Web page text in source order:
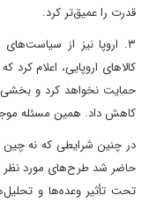
قدرت را عمیق‌تر کرد.
۳. اروپا نیز از سیاست‌های
کالاهای اروپایی، اعلام کرد
حمایت نخواهد کرد و بخشی
کاهش داد. همین مسئله موجب
در چنین شرایطی که نه چین
حاضر شد طرح‌های مورد نظر
تحت تأثیر وعده‌ها و